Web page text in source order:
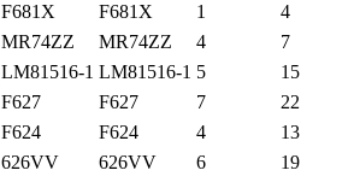
F681X F681X 1 4
MR74ZZ MR74ZZ 4 7
LM81516-1 LM81516-1 5 15
F627 F627 7 22
F624 F624 4 13
626VV 626VV 6 19